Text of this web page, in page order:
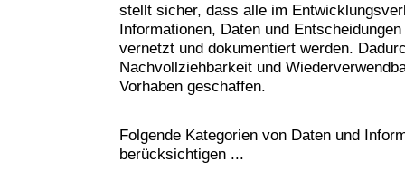
stellt sicher, dass alle im
Informationen, Daten und
vernetzt und dokumentiert werden.
Nachvollziehbarkeit und
Vorhaben geschaffen.
Folgende Kategorien von Daten und
berücksichtigen ...